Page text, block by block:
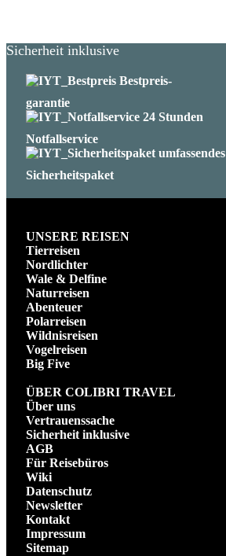
Sicherheit inklusive
Bestpreis-
garantie
24 Stunden
Notfallservice
umfassendes
Sicherheitspaket
UNSERE REISEN
Tierreisen
Nordlichter
Wale & Delfine
Naturreisen
Abenteuer
Polarreisen
Wildnisreisen
Vogelreisen
Big Five
ÜBER COLIBRI TRAVEL
Über uns
Vertrauenssache
Sicherheit inklusive
AGB
Für Reisebüros
Wiki
Datenschutz
Newsletter
Kontakt
Impressum
Sitemap